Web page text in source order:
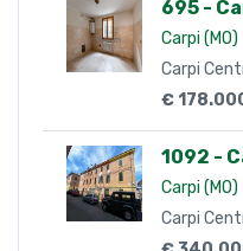
Altre Proposte
366 -
Carpi (MO)
Carpi
€